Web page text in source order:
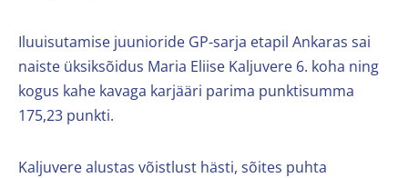
Iluuisutamise juunioride GP-sarja etapil Ankaras sai
naiste üksiksõidus Maria Eliise Kaljuvere 6. koha ning
kogus kahe kavaga karjääri parima punktisumma
175,23 punkti.
Kaljuvere alustas võistlust hästi, sõites puhta